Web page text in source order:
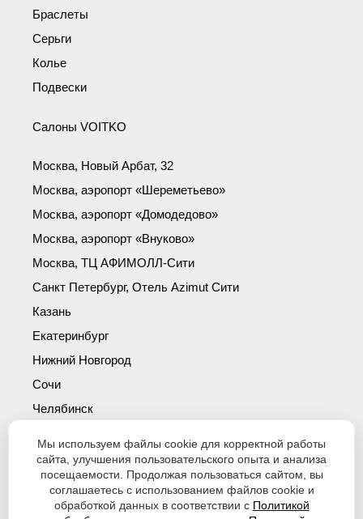
Браслеты
Серьги
Колье
Подвески
Салоны VOITKO
Москва, Новый Арбат, 32
Москва, аэропорт «Шереметьево»
Москва, аэропорт «Домодедово»
Москва, аэропорт «Внуково»
Москва, ТЦ АФИМОЛЛ-Сити
Санкт Петербург, Отель Azimut Сити
Казань
Екатеринбург
Нижний Новгород
Сочи
Челябинск
Новосибирск
Уфа
Красноярск
Мы используем файлы cookie для корректной работы
сайта, улучшения пользовательского опыта и анализа
посещаемости. Продолжая пользоваться сайтом, вы
соглашаетесь с использованием файлов cookie и
обработкой данных в соответствии с Политикой